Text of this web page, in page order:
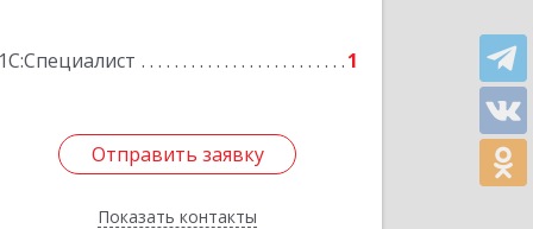
1С:Специалист 1
Отправить заявку
Показать контакты
Отправить заявку
Назад